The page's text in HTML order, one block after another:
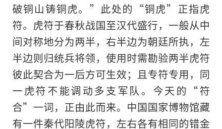
破铜山铸铜虎。”此处的“铜虎”正指虎
符。虎符于春秋战国至汉代盛行，一般从中
间对称地分为两半，右半边为朝廷所执，左
半边则归统兵将领，使用时需勘验两半虎符
彼此契合为一后方可生效；且专符专用，同
一虎符不能调动多支军队。今天的“符
合”一词，正由此而来。中国国家博物馆藏
有一件秦代阳陵虎符，左右各有相同的错金